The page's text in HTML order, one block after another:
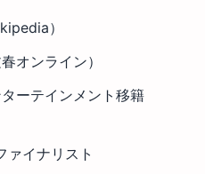
）
オンライン）
ーテインメント移籍
イナリスト